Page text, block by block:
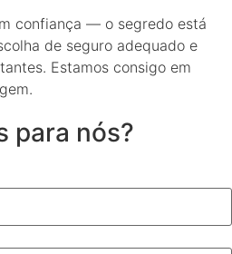
confiança — o segredo está
de seguro adequado e
Estamos consigo em
para nós?